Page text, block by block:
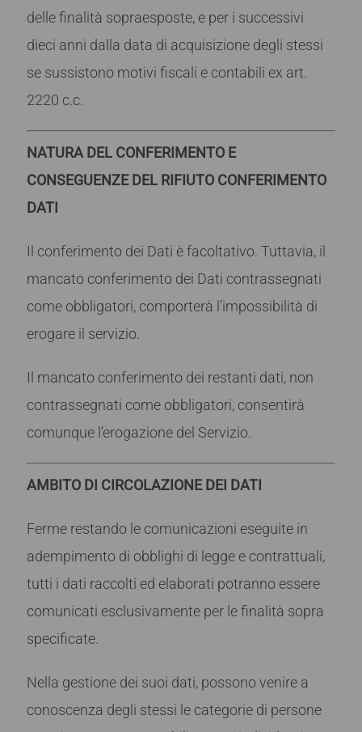
delle finalità sopraesposte, e per i successivi
dieci anni dalla data di acquisizione degli stessi
se sussistono motivi fiscali e contabili ex art.
2220 c.c.
NATURA DEL CONFERIMENTO E
CONSEGUENZE DEL RIFIUTO CONFERIMENTO
DATI
Il conferimento dei Dati è facoltativo. Tuttavia, il
mancato conferimento dei Dati contrassegnati
come obbligatori, comporterà l’impossibilità di
erogare il servizio.
Il mancato conferimento dei restanti dati, non
contrassegnati come obbligatori, consentirà
comunque l’erogazione del Servizio.
AMBITO DI CIRCOLAZIONE DEI DATI
Ferme restando le comunicazioni eseguite in
adempimento di obblighi di legge e contrattuali,
tutti i dati raccolti ed elaborati potranno essere
comunicati esclusivamente per le finalità sopra
specificate.
Nella gestione dei suoi dati, possono venire a
conoscenza degli stessi le categorie di persone